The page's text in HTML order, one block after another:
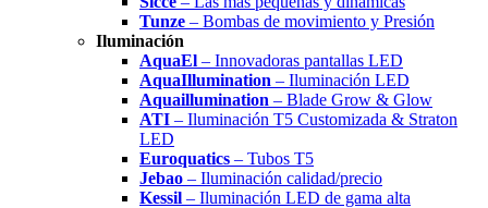
Tunze – Bombas de movimiento y Presión
Iluminación
AquaEl – Innovadoras pantallas LED
AquaIllumination – Iluminación LED
Aquaillumination – Blade Grow & Glow
ATI – Iluminación T5 Customizada & Straton
LED
Euroquatics – Tubos T5
Jebao – Iluminación calidad/precio
Kessil – Iluminación LED de gama alta